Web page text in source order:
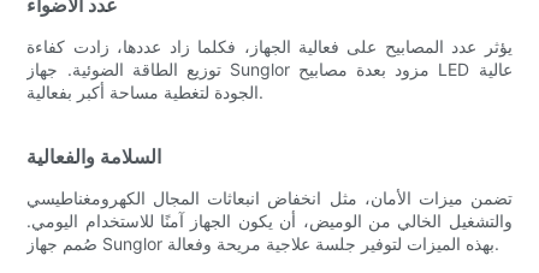
يؤثر عدد المصابيح على فعالية الجهاز، فكلما زاد عددها، زادت كفاءة
توزيع الطاقة الضوئية. جهاز Sunglor مزود بعدة مصابيح LED عالية
الجودة لتغطية مساحة أكبر بفعالية.
السلامة والفعالية
تضمن ميزات الأمان، مثل انخفاض انبعاثات المجال الكهرومغناطيسي
والتشغيل الخالي من الوميض، أن يكون الجهاز آمنًا للاستخدام اليومي.
صُمم جهاز Sunglor بهذه الميزات لتوفير جلسة علاجية مريحة وفعالة.